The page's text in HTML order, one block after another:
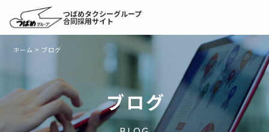
つばめタクシーグループ
合同採用サイト
ホーム > ブログ
ブログ